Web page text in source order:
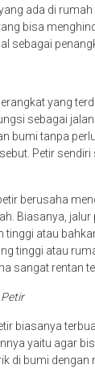
ada di rumah
bisa
sebagai
yang
sebagai
bumi tanpa
Petir
berusaha
Biasanya, jalur
tinggi atau
tinggi atau
sangat rentan
Petir
biasanya
yaitu agar
di bumi dengan